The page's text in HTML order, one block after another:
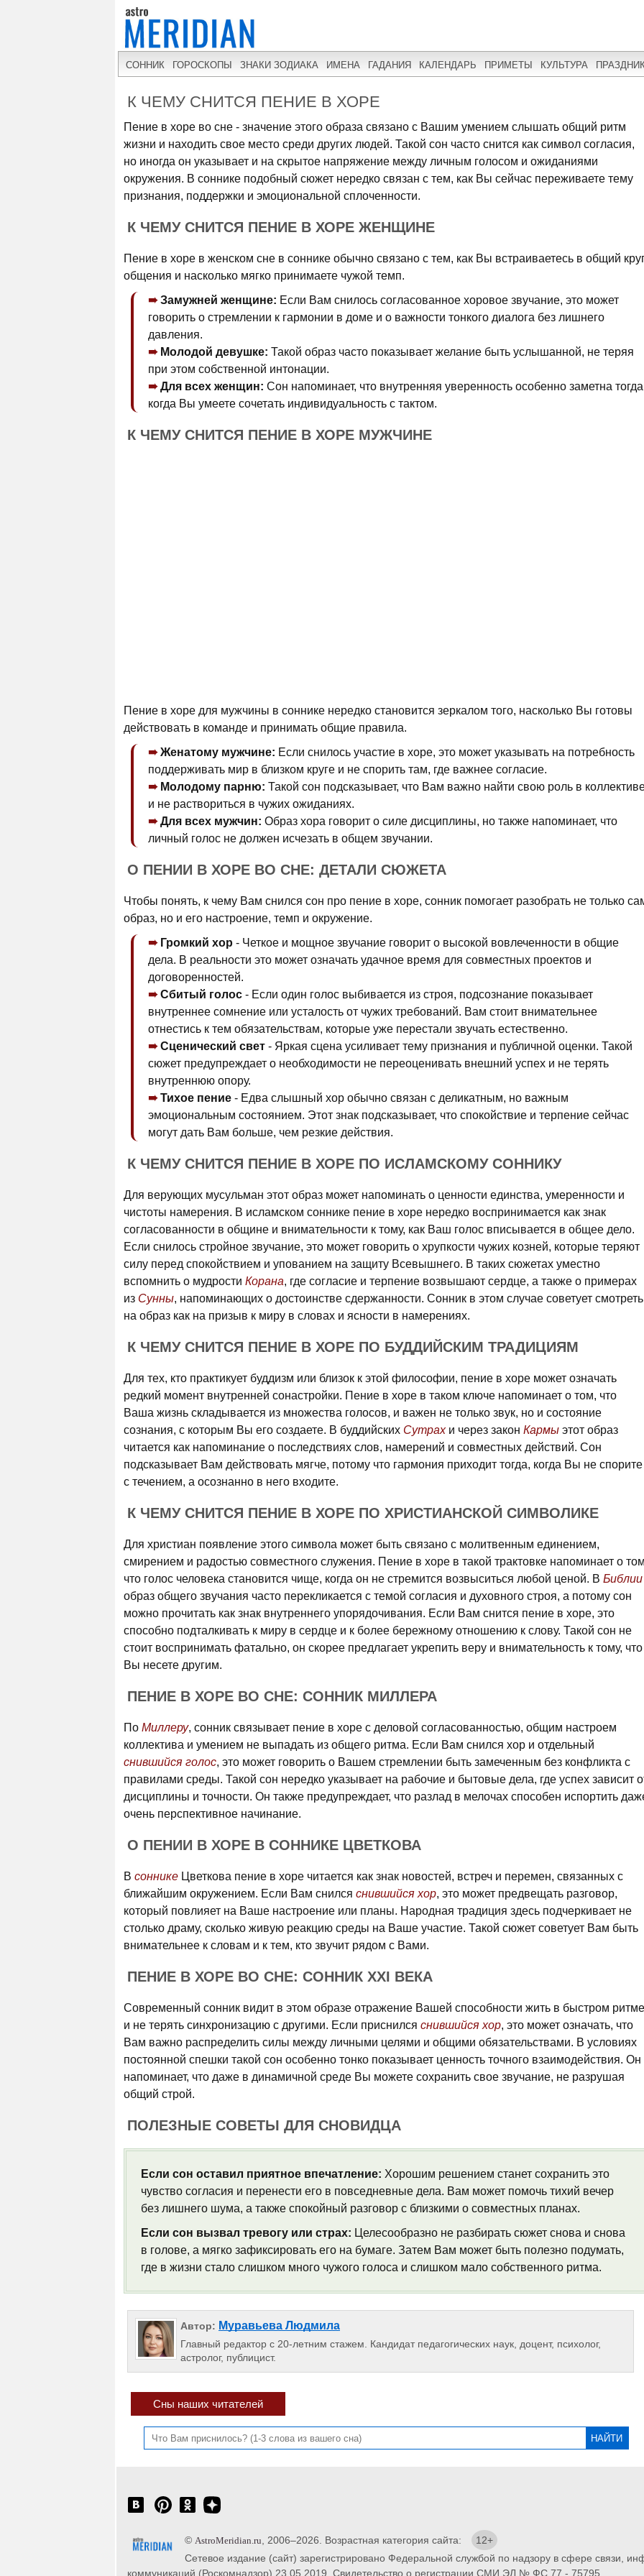
СОННИК ГОРОСКОПЫ ЗНАКИ ЗОДИАКА ИМЕНА ГАДАНИЯ КАЛЕНДАРЬ ПРИМЕТЫ КУЛЬТУРА
К ЧЕМУ СНИТСЯ ПЕНИЕ В ХОРЕ
Пение в хоре во сне - значение этого образа связано с Вашим умением слышать общий ритм
жизни и находить свое место среди других людей. Такой сон часто снится как символ согласия,
но иногда он указывает и на скрытое напряжение между личным голосом и ожиданиями
окружения. В соннике подобный сюжет нередко связан с тем, как Вы сейчас переживаете тему
признания, поддержки и эмоциональной сплоченности.
К ЧЕМУ СНИТСЯ ПЕНИЕ В ХОРЕ ЖЕНЩИНЕ
Пение в хоре в женском сне в соннике обычно связано с тем, как Вы встраиваетесь в общий
общения и насколько мягко принимаете чужой темп.
Замужней женщине: Если Вам снилось согласованное хоровое звучание, это может
говорить о стремлении к гармонии в доме и о важности тонкого диалога без лишнего
давления.
Молодой девушке: Такой образ часто показывает желание быть услышанной, не теряя
при этом собственной интонации.
Для всех женщин: Сон напоминает, что внутренняя уверенность особенно заметна
когда Вы умеете сочетать индивидуальность с тактом.
К ЧЕМУ СНИТСЯ ПЕНИЕ В ХОРЕ МУЖЧИНЕ
Пение в хоре для мужчины в соннике нередко становится зеркалом того, насколько Вы готовы
действовать в команде и принимать общие правила.
Женатому мужчине: Если снилось участие в хоре, это может указывать на потребность
поддерживать мир в близком круге и не спорить там, где важнее согласие.
Молодому парню: Такой сон подсказывает, что Вам важно найти свою роль в
и не раствориться в чужих ожиданиях.
Для всех мужчин: Образ хора говорит о силе дисциплины, но также напоминает, что
личный голос не должен исчезать в общем звучании.
О ПЕНИИ В ХОРЕ ВО СНЕ: ДЕТАЛИ СЮЖЕТА
Чтобы понять, к чему Вам снился сон про пение в хоре, сонник помогает разобрать не только
образ, но и его настроение, темп и окружение.
Громкий хор - Четкое и мощное звучание говорит о высокой вовлеченности в общие
дела. В реальности это может означать удачное время для совместных проектов и
договоренностей.
Сбитый голос - Если один голос выбивается из строя, подсознание показывает
внутреннее сомнение или усталость от чужих требований. Вам стоит внимательнее
отнестись к тем обязательствам, которые уже перестали звучать естественно.
Сценический свет - Яркая сцена усиливает тему признания и публичной оценки. Такой
сюжет предупреждает о необходимости не переоценивать внешний успех и не терять
внутреннюю опору.
Тихое пение - Едва слышный хор обычно связан с деликатным, но важным
эмоциональным состоянием. Этот знак подсказывает, что спокойствие и терпение сейчас
могут дать Вам больше, чем резкие действия.
К ЧЕМУ СНИТСЯ ПЕНИЕ В ХОРЕ ПО ИСЛАМСКОМУ СОННИКУ
Для верующих мусульман этот образ может напоминать о ценности единства, умеренности и
чистоты намерения. В исламском соннике пение в хоре нередко воспринимается как знак
согласованности в общине и внимательности к тому, как Ваш голос вписывается в общее дело.
Если снилось стройное звучание, это может говорить о хрупкости чужих козней, которые теряют
силу перед спокойствием и упованием на защиту Всевышнего. В таких сюжетах уместно
вспомнить о мудрости Корана, где согласие и терпение возвышают сердце, а также о примерах
из Сунны, напоминающих о достоинстве сдержанности. Сонник в этом случае советует смотреть
на образ как на призыв к миру в словах и ясности в намерениях.
К ЧЕМУ СНИТСЯ ПЕНИЕ В ХОРЕ ПО БУДДИЙСКИМ ТРАДИЦИЯМ
Для тех, кто практикует буддизм или близок к этой философии, пение в хоре может означать
редкий момент внутренней сонастройки. Пение в хоре в таком ключе напоминает о том, что
Ваша жизнь складывается из множества голосов, и важен не только звук, но и состояние
сознания, с которым Вы его создаете. В буддийских Сутрахи через закон Кармы этот образ
читается как напоминание о последствиях слов, намерений и совместных действий. Сон
подсказывает Вам действовать мягче, потому что гармония приходит тогда, когда Вы не спорите
с течением, а осознанно в него входите.
К ЧЕМУ СНИТСЯ ПЕНИЕ В ХОРЕ ПО ХРИСТИАНСКОЙ СИМВОЛИКЕ
Для христиан появление этого символа может быть связано с молитвенным единением,
смирением и радостью совместного служения. Пение в хоре в такой трактовке напоминает о
что голос человека становится чище, когда он не стремится возвыситься любой ценой. В Библии
образ общего звучания часто перекликается с темой согласия и духовного строя, а потому сон
можно прочитать как знак внутреннего упорядочивания. Если Вам снится пение в хоре, это
способно подталкивать к миру в сердце и к более бережному отношению к слову. Такой сон не
стоит воспринимать фатально, он скорее предлагает укрепить веру и внимательность к тому, что
Вы несете другим.
ПЕНИЕ В ХОРЕ ВО СНЕ: СОННИК МИЛЛЕРА
По Миллеру, сонник связывает пение в хоре с деловой согласованностью, общим настроем
коллектива и умением не выпадать из общего ритма. Если Вам снился хор и отдельный
снившийся голос, это может говорить о Вашем стремлении быть замеченным без конфликта с
правилами среды. Такой сон нередко указывает на рабочие и бытовые дела, где успех зависит
дисциплины и точности. Он также предупреждает, что разлад в мелочах способен испортить
очень перспективное начинание.
О ПЕНИИ В ХОРЕ В СОННИКЕ ЦВЕТКОВА
В соннике Цветкова пение в хоре читается как знак новостей, встреч и перемен, связанных с
ближайшим окружением. Если Вам снился снившийся хор, это может предвещать разговор,
который повлияет на Ваше настроение или планы. Народная традиция здесь подчеркивает не
столько драму, сколько живую реакцию среды на Ваше участие. Такой сюжет советует Вам быть
внимательнее к словам и к тем, кто звучит рядом с Вами.
ПЕНИЕ В ХОРЕ ВО СНЕ: СОННИК XXI ВЕКА
Современный сонник видит в этом образе отражение Вашей способности жить в быстром ритме
и не терять синхронизацию с другими. Если приснился снившийся хор, это может означать, что
Вам важно распределить силы между личными целями и общими обязательствами. В условиях
постоянной спешки такой сон особенно тонко показывает ценность точного взаимодействия. Он
напоминает, что даже в динамичной среде Вы можете сохранить свое звучание, не разрушая
общий строй.
ПОЛЕЗНЫЕ СОВЕТЫ ДЛЯ СНОВИДЦА
Если сон оставил приятное впечатление: Хорошим решением станет сохранить это
чувство согласия и перенести его в повседневные дела. Вам может помочь тихий вечер
без лишнего шума, а также спокойный разговор с близкими о совместных планах.
Если сон вызвал тревогу или страх: Целесообразно не разбирать сюжет снова и снова
в голове, а мягко зафиксировать его на бумаге. Затем Вам может быть полезно подумать,
где в жизни стало слишком много чужого голоса и слишком мало собственного ритма.
Автор: Муравьева Людмила
Главный редактор с 20-летним стажем. Кандидат педагогических наук, доцент, психолог,
астролог, публицист.
Сны наших читателей
© AstroMeridian.ru , 2006–2026. Возрастная категория сайта:
12+
Сетевое издание (сайт) зарегистрировано Федеральной службой по надзору в сфере связи,
коммуникаций (Роскомнадзор) 23.05.2019. Свидетельство о регистрации СМИ ЭЛ № ФС 77 - 75795